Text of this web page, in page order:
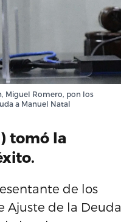
Miguel Romero, pon los
a Manuel Natal
tomó la
de los
Ajuste de la Deuda